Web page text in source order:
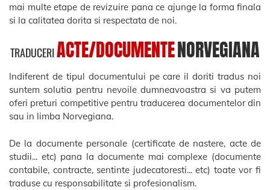
mai multe etape de revizuire pana ce ajunge la forma finala
si la calitatea dorita si respectata de noi.
TRADUCERIACTE/DOCUMENTENORVEGIANA
Indiferent de tipul documentului pe care il doriti tradus noi
suntem solutia pentru nevoile dumneavoastra si va putem
oferi preturi competitive pentru traducerea documentelor din
sau in limba Norvegiana.
De la documente personale (certificate de nastere, acte de
studii... etc) pana la documente mai complexe (documente
contabile, contracte, sentinte judecatoresti... etc) toate vor fi
traduse cu responsabilitate si profesionalism.